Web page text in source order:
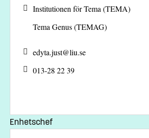
Institutionen för Tema (TEMA)
Tema Genus (TEMAG)
edyta.just@liu.se
013-28 22 39
Enhetschef